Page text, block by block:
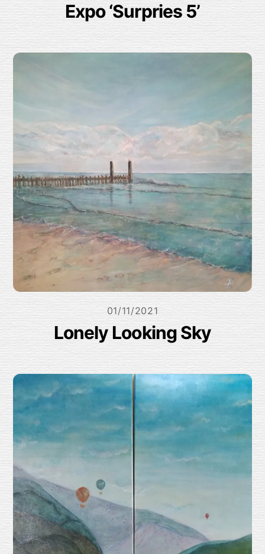
Expo ‘Surpries 5’
01/11/2021
Lonely Looking Sky